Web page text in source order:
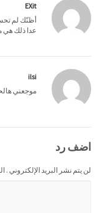
EXit
أظنّك لم
عدا ذلك هي
ilsi
‏موجعني
اضف رد
لن يتم نشر البريد الإلكتروني .